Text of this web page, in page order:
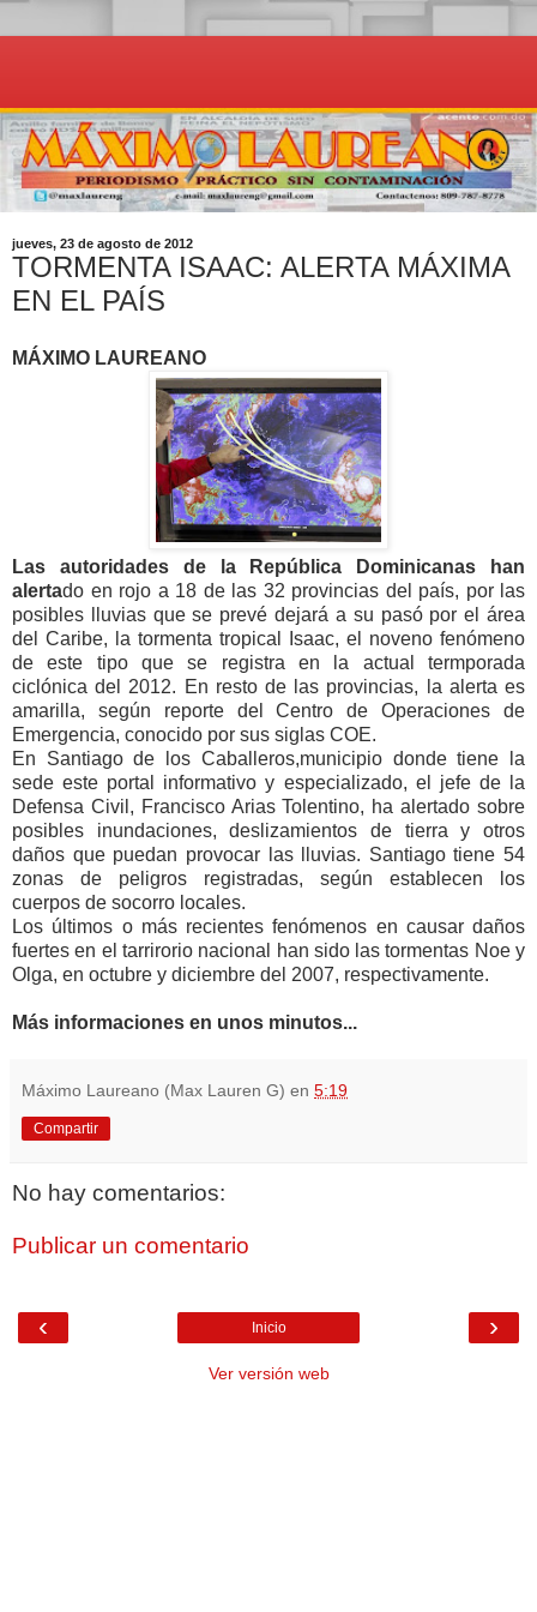
jueves, 23 de agosto de 2012
TORMENTA ISAAC: ALERTA MÁXIMA
EN EL PAÍS
MÁXIMO LAUREANO
Las autoridades de la República Dominicanas han
alertado en rojo a 18 de las 32 provincias del país, por las
posibles lluvias que se prevé dejará a su pasó por el área
del Caribe, la tormenta tropical Isaac, el noveno fenómeno
de este tipo que se registra en la actual termporada
ciclónica del 2012. En resto de las provincias, la alerta es
amarilla, según reporte del Centro de Operaciones de
Emergencia, conocido por sus siglas COE.
En Santiago de los Caballeros,municipio donde tiene la
sede este portal informativo y especializado, el jefe de la
Defensa Civil, Francisco Arias Tolentino, ha alertado sobre
posibles inundaciones, deslizamientos de tierra y otros
daños que puedan provocar las lluvias. Santiago tiene 54
zonas de peligros registradas, según establecen los
cuerpos de socorro locales.
Los últimos o más recientes fenómenos en causar daños
fuertes en el tarrirorio nacional han sido las tormentas Noe y
Olga, en octubre y diciembre del 2007, respectivamente.
Más informaciones en unos minutos...
Máximo Laureano (Max Lauren G) en 5:19
Compartir
No hay comentarios:
Publicar un comentario
‹ ›
Inicio
Ver versión web